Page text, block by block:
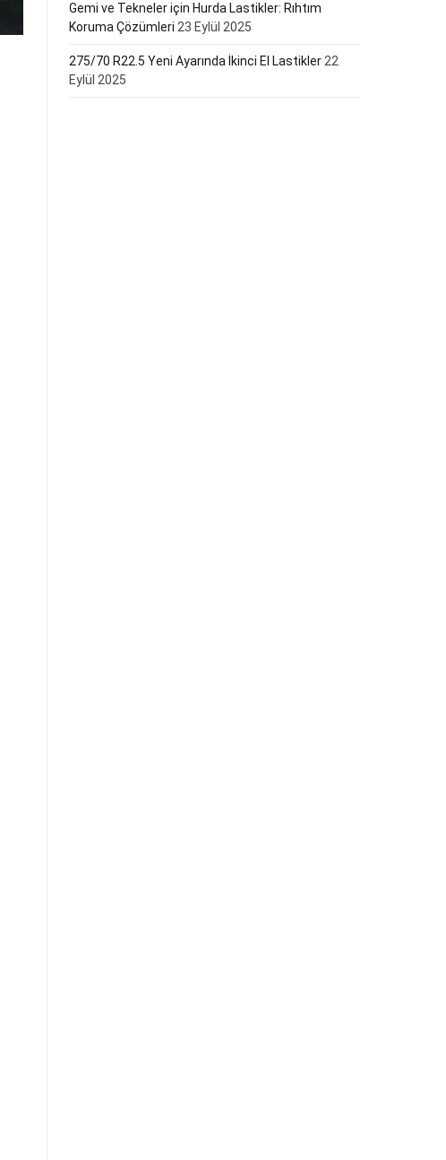
Gemi ve Tekneler için Hurda Lastikler: Rıhtım
Koruma Çözümleri 23 Eylül 2025
275/70 R22.5 Yeni Ayarında İkinci El Lastikler 22
Eylül 2025